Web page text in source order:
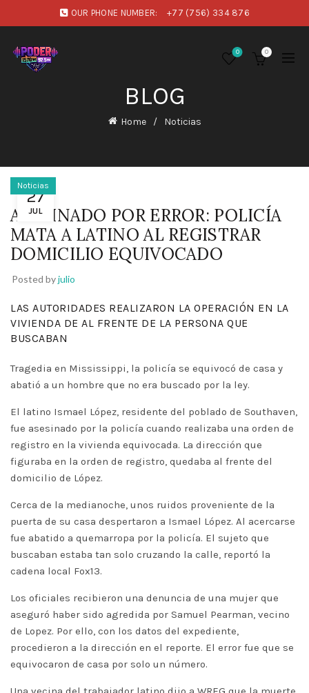
OUR PHONE NUMBER: +77 (756) 334 876
0 0
BLOG
Home Noticias
27
JUL
Noticias
ASESINADO POR ERROR: POLICÍA
MATA A LATINO AL REGISTRAR
DOMICILIO EQUIVOCADO
Posted byjulio
LAS AUTORIDADES REALIZARON LA OPERACIÓN EN LA
VIVIENDA DE AL FRENTE DE LA PERSONA QUE
BUSCABAN
Tragedia en Mississippi, la policía se equivocó de casa y
abatió a un hombre que no era buscado por la ley.
El latino Ismael López, residente del poblado de Southaven,
fue asesinado por la policía cuando realizaba una orden de
registro en la vivienda equivocada. La dirección que
figuraba en la orden de registro, quedaba al frente del
domicilio de López.
Cerca de la medianoche, unos ruidos proveniente de la
puerta de su casa despertaron a Ismael López. Al acercarse
fue abatido a quemarropa por la policía. El sujeto que
buscaban estaba tan solo cruzando la calle, reportó la
cadena local Fox13.
Los oficiales recibieron una denuncia de una mujer que
aseguró haber sido agredida por Samuel Pearman, vecino
de Lopez. Por ello, con los datos del expediente,
procedieron a la dirección en el reporte. El error fue que se
equivocaron de casa por solo un número.